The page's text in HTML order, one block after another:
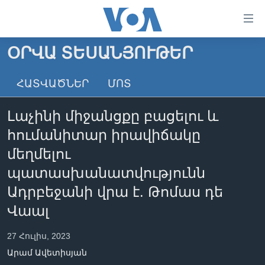
անցնել
հիմնական
անցնել
բովանդակությանը
հիմնական
բովանդակություն
ԳԼԽԱՎՈՐ ԷՋ
ԼՈՒՐԵՐ
ՏԵՍԱՆՅՈՒԹԵՐ
ՖԻԼՄԵՐ
ՖԻԼՄԵՐ
IN ENGLISH
ՄԵՐ ՄԱՍԻՆ
ՄԵՐ ՄԱՍԻՆ
«ԱՄԵՐԻԿԱՅԻ ՁԱՅՆ»-Ի ԿԱՆՈՆԱԴՐՈՒԹՅՈՒՆ
ԿԱՊ ՄԵԶ ՀԵՏ
ՈՒԿՐԱԻՆԱԿԱՆ ՊԱՏԵՐԱԶՄ
Learning English
ՀԵՏԵՒԵՔ ՄԵԶ
ՕՐՎԱ ՏԵՍԱՆՅՈՒԹԵՐ
ՀԱՏՎԱԾՆԵՐ ՄՈՏ
Լաչինի միջանցքը բացելու և
հումանիտար իրավիճակը
մեղմելու
պատասխանատվությունն
Ադրբեջանի վրա է. Թոմաս դե
Վաալ
27 Հուլիս, 2023
Արամ Ավետիսյան